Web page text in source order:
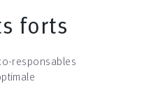
forts
responsables